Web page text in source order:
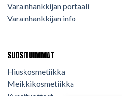
Varainhankkijan portaali
Varainhankkijan info
SUOSITUIMMAT
Hiuskosmetiikka
Meikkikosmetiikka